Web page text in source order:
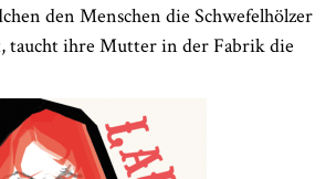
den Menschen die Schwefelhölzer
taucht ihre Mutter in der Fabrik die